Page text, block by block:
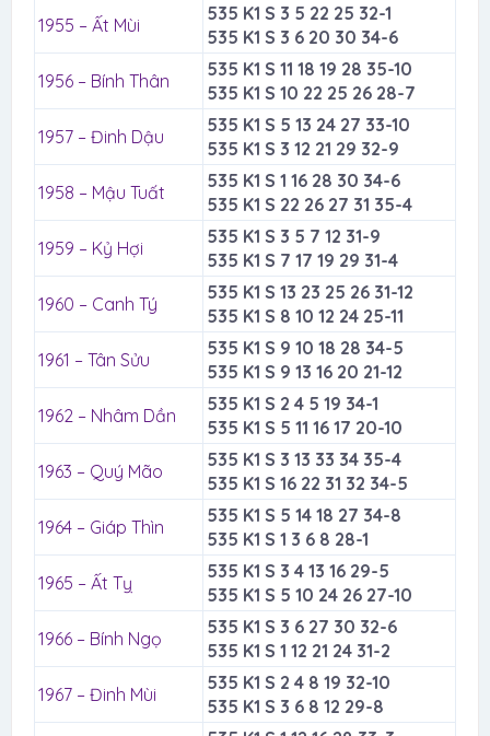
1955 – Ất Mùi
535 K1 S 3 5 22 25 32-1
535 K1 S 3 6 20 30 34-6
1956 – Bính Thân
535 K1 S 11 18 19 28 35-10
535 K1 S 10 22 25 26 28-7
1957 – Đinh Dậu
535 K1 S 5 13 24 27 33-10
535 K1 S 3 12 21 29 32-9
1958 – Mậu Tuất
535 K1 S 1 16 28 30 34-6
535 K1 S 22 26 27 31 35-4
1959 – Kỷ Hợi
535 K1 S 3 5 7 12 31-9
535 K1 S 7 17 19 29 31-4
1960 – Canh Tý
535 K1 S 13 23 25 26 31-12
535 K1 S 8 10 12 24 25-11
1961 – Tân Sửu
535 K1 S 9 10 18 28 34-5
535 K1 S 9 13 16 20 21-12
1962 – Nhâm Dần
535 K1 S 2 4 5 19 34-1
535 K1 S 5 11 16 17 20-10
1963 – Quý Mão
535 K1 S 3 13 33 34 35-4
535 K1 S 16 22 31 32 34-5
1964 – Giáp Thìn
535 K1 S 5 14 18 27 34-8
535 K1 S 1 3 6 8 28-1
1965 – Ất Tỵ
535 K1 S 3 4 13 16 29-5
535 K1 S 5 10 24 26 27-10
1966 – Bính Ngọ
535 K1 S 3 6 27 30 32-6
535 K1 S 1 12 21 24 31-2
1967 – Đinh Mùi
535 K1 S 2 4 8 19 32-10
535 K1 S 3 6 8 12 29-8